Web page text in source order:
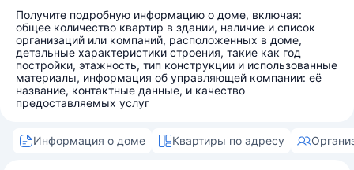
Получите подробную информацию о доме, включая:
общее количество квартир в здании, наличие и список
организаций или компаний, расположенных в доме,
детальные характеристики строения, такие как год
постройки, этажность, тип конструкции и использованные
материалы, информация об управляющей компании: её
название, контактные данные, и качество
предоставляемых услуг
Информация о доме Квартиры по адресу